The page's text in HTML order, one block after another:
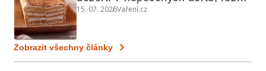
a koláčů
15. 07. 2026Vaření.cz
Zobrazit všechny články